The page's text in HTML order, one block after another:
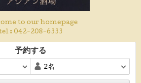
to our homepage
: 042-208-6333
予約する